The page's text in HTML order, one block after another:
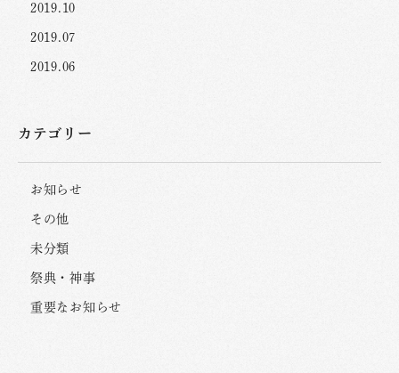
2019.10
2019.07
2019.06
カテゴリー
お知らせ
その他
未分類
祭典・神事
重要なお知らせ